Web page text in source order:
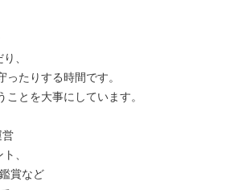
、
たりする時間です。
とを大事にしています。
営
、